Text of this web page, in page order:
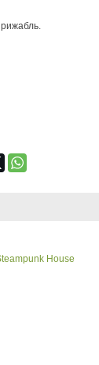
House